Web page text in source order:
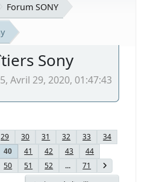
Forum SONY
Sony
Avril 29, 2020, 01:47:43
29 30 31 32 33
34
40 41 42 43
44
50 51 52 ... 71